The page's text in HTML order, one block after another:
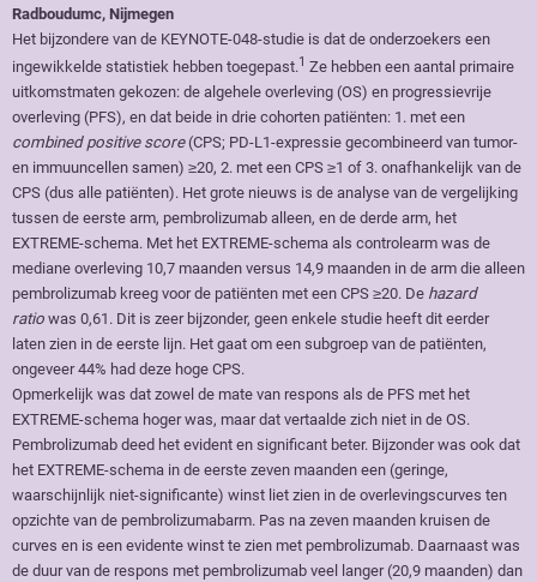
Radboudumc, Nijmegen
Het bijzondere van de KEYNOTE-048-studie is dat de onderzoekers een
ingewikkelde statistiek hebben toegepast.1 Ze hebben een aantal primaire
uitkomstmaten gekozen: de algehele overleving (OS) en progressievrije
overleving (PFS), en dat beide in drie cohorten patiënten: 1. met een
combined positive score (CPS; PD-L1-expressie gecombineerd van tumor-
en immuuncellen samen) ≥20, 2. met een CPS ≥1 of 3. onafhankelijk van de
CPS (dus alle patiënten). Het grote nieuws is de analyse van de vergelijking
tussen de eerste arm, pembrolizumab alleen, en de derde arm, het
EXTREME-schema. Met het EXTREME-schema als controlearm was de
mediane overleving 10,7 maanden versus 14,9 maanden in de arm die alleen
pembrolizumab kreeg voor de patiënten met een CPS ≥20. De hazard
ratio was 0,61. Dit is zeer bijzonder, geen enkele studie heeft dit eerder
laten zien in de eerste lijn. Het gaat om een subgroep van de patiënten,
ongeveer 44% had deze hoge CPS.
Opmerkelijk was dat zowel de mate van respons als de PFS met het
EXTREME-schema hoger was, maar dat vertaalde zich niet in de OS.
Pembrolizumab deed het evident en significant beter. Bijzonder was ook dat
het EXTREME-schema in de eerste zeven maanden een (geringe,
waarschijnlijk niet-significante) winst liet zien in de overlevingscurves ten
opzichte van de pembrolizumabarm. Pas na zeven maanden kruisen de
curves en is een evidente winst te zien met pembrolizumab. Daarnaast was
de duur van de respons met pembrolizumab veel langer (20,9 maanden) dan